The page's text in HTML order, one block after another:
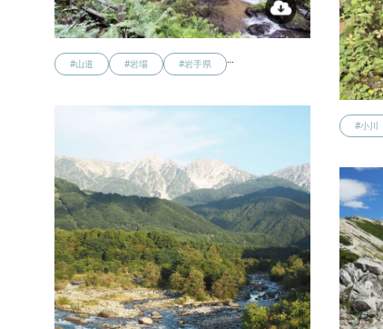
#山道 #岩場 #岩手県 …
#小川